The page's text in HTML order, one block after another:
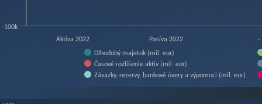
Dlhodobý majetok (mil. eur)
Časové rozlíšenie aktív (mil. eur)
Záväzky, rezervy, bankové úvery a výpomoci (mil. eur)
Aktíva 2022 Pasíva 2022 -
-100k